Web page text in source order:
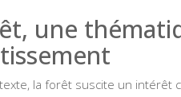
une
la forêt suscite un intérêt